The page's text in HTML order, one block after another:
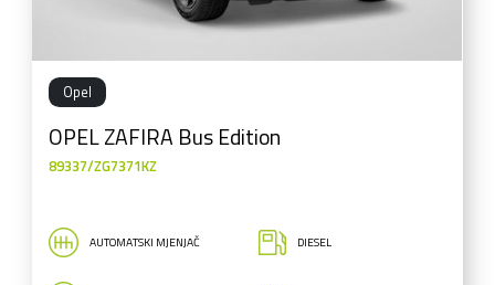
Opel
OPEL ZAFIRA Bus Edition
89337/ZG7371KZ
AUTOMATSKI MJENJAČ DIESEL